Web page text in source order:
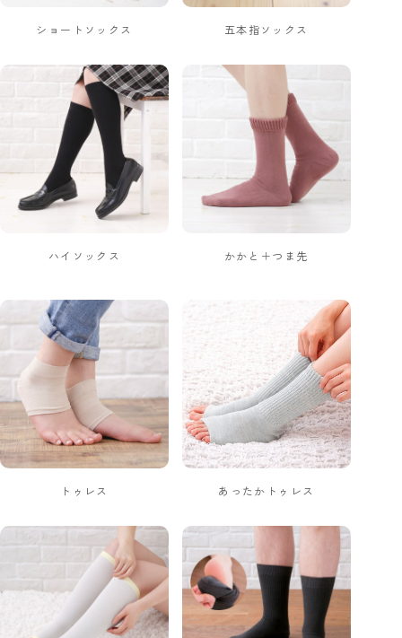
ショートソックス 五本指ソックス
ハイソックス かかと＋つま先
トゥレス あったかトゥレス